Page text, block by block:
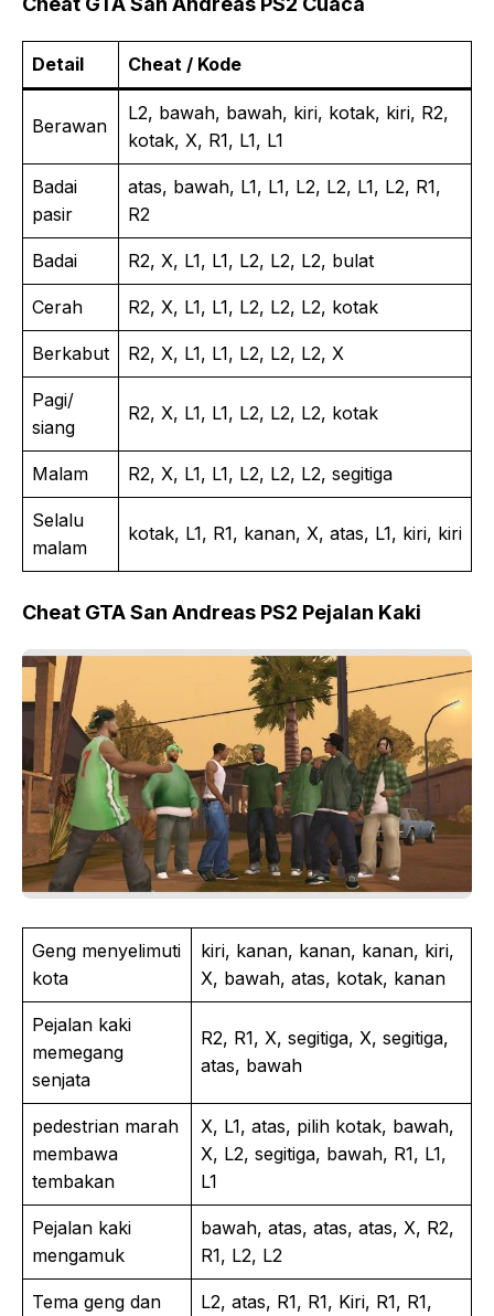
Detail Cheat / Kode
Berawan
L2, bawah, bawah, kiri, kotak, kiri, R2,
kotak, X, R1, L1, L1
Badai
pasir
atas, bawah, L1, L1, L2, L2, L1, L2, R1,
R2
Badai R2, X, L1, L1, L2, L2, L2, bulat
Cerah R2, X, L1, L1, L2, L2, L2, kotak
Berkabut R2, X, L1, L1, L2, L2, L2, X
Pagi/
siang
R2, X, L1, L1, L2, L2, L2, kotak
Malam R2, X, L1, L1, L2, L2, L2, segitiga
Selalu
malam
kotak, L1, R1, kanan, X, atas, L1, kiri, kiri
Cheat GTA San Andreas PS2 Pejalan Kaki
Geng menyelimuti
kota
kiri, kanan, kanan, kanan, kiri,
X, bawah, atas, kotak, kanan
Pejalan kaki
memegang
senjata
R2, R1, X, segitiga, X, segitiga,
atas, bawah
pedestrian marah
membawa
tembakan
X, L1, atas, pilih kotak, bawah,
X, L2, segitiga, bawah, R1, L1,
L1
Pejalan kaki
mengamuk
bawah, atas, atas, atas, X, R2,
R1, L2, L2
Tema geng dan
L2, atas, R1, R1, Kiri, R1, R1,